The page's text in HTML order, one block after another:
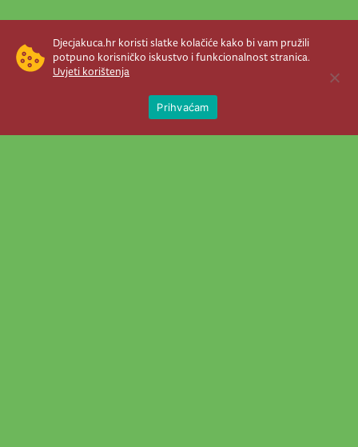
Djecjakuca.hr koristi slatke kolačiće kako bi vam pružili
potpuno korisničko iskustvo i funkcionalnost stranica.
Uvjeti korištenja
Prihvaćam